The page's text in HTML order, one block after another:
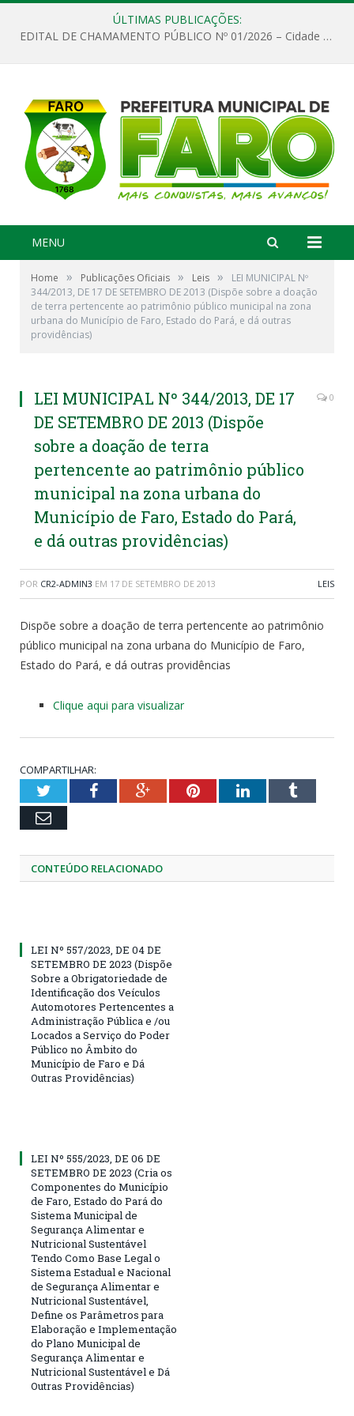
ÚLTIMAS PUBLICAÇÕES:
EDITAL DE CHAMAMENTO PÚBLICO Nº 01/2026 – Cidade de Faro
MENU
Home » Publicações Oficiais » Leis »
LEI MUNICIPAL Nº
344/2013, DE 17 DE SETEMBRO DE 2013 (Dispõe sobre a doação
de terra pertencente ao patrimônio público municipal na zona
urbana do Município de Faro, Estado do Pará, e dá outras
providências)
LEI MUNICIPAL Nº 344/2013, DE 17
DE SETEMBRO DE 2013 (Dispõe
sobre a doação de terra
pertencente ao patrimônio público
municipal na zona urbana do
Município de Faro, Estado do Pará,
e dá outras providências)
0
POR CR2-ADMIN3 EM 17 DE SETEMBRO DE 2013 LEIS
Dispõe sobre a doação de terra pertencente ao patrimônio
público municipal na zona urbana do Município de Faro,
Estado do Pará, e dá outras providências
Clique aqui para visualizar
COMPARTILHAR:
TwitterFacebookGoogle+PinterestLinkedInTumblr
Email
CONTEÚDO RELACIONADO
LEI Nº 557/2023, DE 04 DE
SETEMBRO DE 2023 (Dispõe
Sobre a Obrigatoriedade de
Identificação dos Veículos
Automotores Pertencentes a
Administração Pública e /ou
Locados a Serviço do Poder
Público no Âmbito do
Município de Faro e Dá
Outras Providências)
LEI Nº 555/2023, DE 06 DE
SETEMBRO DE 2023 (Cria os
Componentes do Município
de Faro, Estado do Pará do
Sistema Municipal de
Segurança Alimentar e
Nutricional Sustentável
Tendo Como Base Legal o
Sistema Estadual e Nacional
de Segurança Alimentar e
Nutricional Sustentável,
Define os Parâmetros para
Elaboração e Implementação
do Plano Municipal de
Segurança Alimentar e
Nutricional Sustentável e Dá
Outras Providências)